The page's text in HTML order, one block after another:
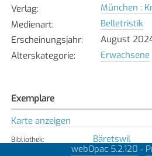
Verlag:
München :
Medienart:
Belletristik
Erscheinungsjahr:
August
Alterskategorie: Erwachsene
Exemplare
Karte anzeigen
Bibliothek: Bäretswil
Verfügbar
webOpac 5.2.120 -